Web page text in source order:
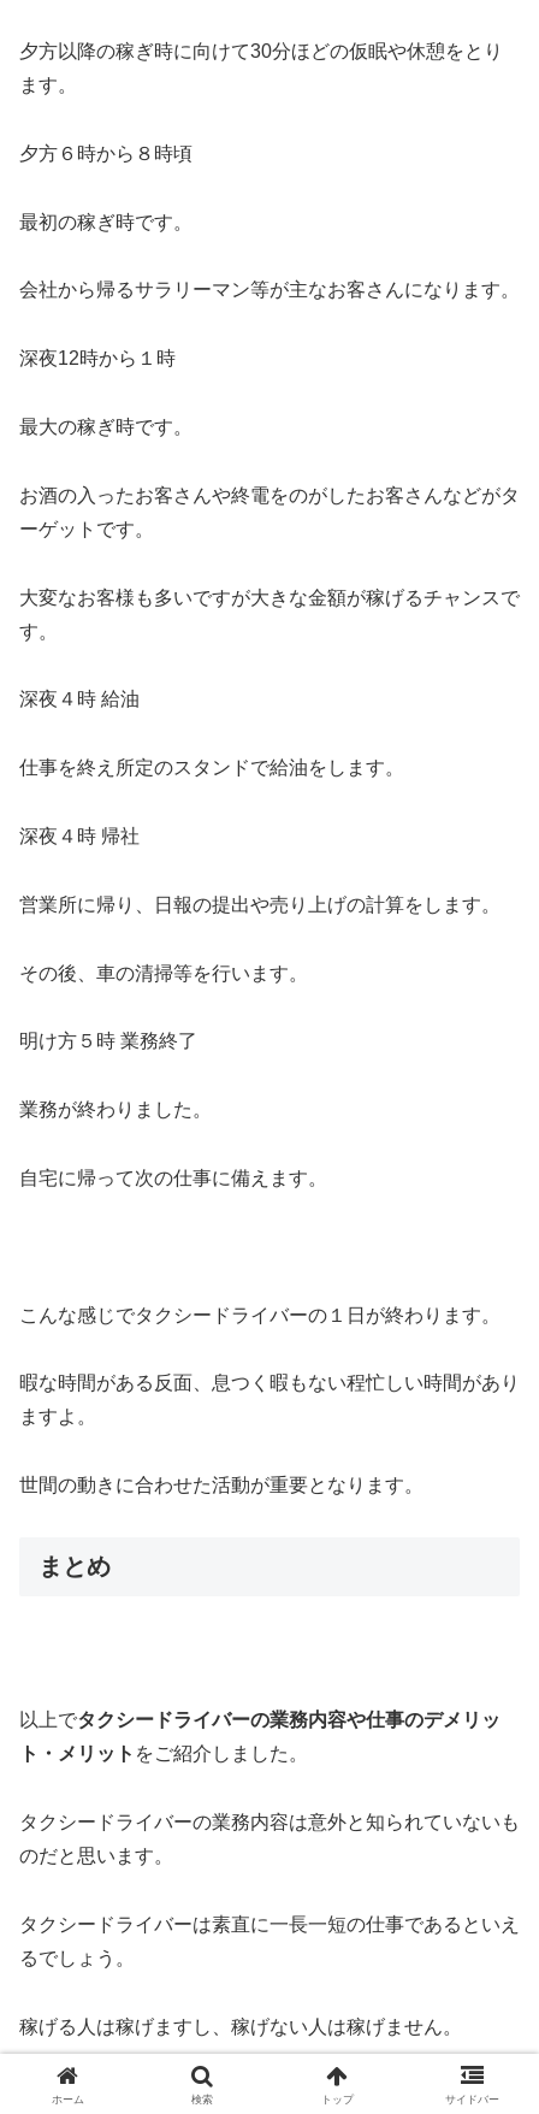
夕方以降の稼ぎ時に向けて30分ほどの仮眠や休憩をとり
ます。
夕方６時から８時頃
最初の稼ぎ時です。
会社から帰るサラリーマン等が主なお客さんになります。
深夜12時から１時
最大の稼ぎ時です。
お酒の入ったお客さんや終電をのがしたお客さんなどがタ
ーゲットです。
大変なお客様も多いですが大きな金額が稼げるチャンスで
す。
深夜４時 給油
仕事を終え所定のスタンドで給油をします。
深夜４時 帰社
営業所に帰り、日報の提出や売り上げの計算をします。
その後、車の清掃等を行います。
明け方５時 業務終了
業務が終わりました。
自宅に帰って次の仕事に備えます。
こんな感じでタクシードライバーの１日が終わります。
暇な時間がある反面、息つく暇もない程忙しい時間があり
ますよ。
世間の動きに合わせた活動が重要となります。
まとめ
以上でタクシードライバーの業務内容や仕事のデメリッ
ト・メリット をご紹介しました。
タクシードライバーの業務内容は意外と知られていないも
のだと思います。
タクシードライバーは素直に一長一短の仕事であるといえ
るでしょう。
稼げる人は稼げますし、稼げない人は稼げません。
個人的には 長期的に同じ人と関わりたくない方や時間の調
ホーム 検索 トップ サイドバー